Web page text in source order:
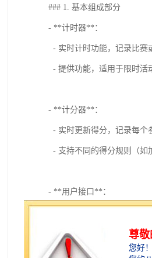
### 1. 基本组成部分
- **计时器**：
- 实时计时功能，记录比赛
- 提供功能，适用于限时活
- **计分器**：
- 实时更新得分，记录每个
- 支持不同的得分规则（如
- **用户接口**：
- 提供输入得分和时间的操
- **数据存储**：